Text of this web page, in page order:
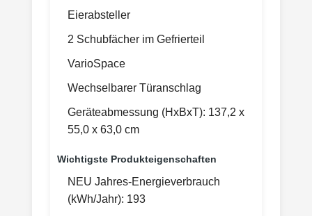
Eierabsteller
2 Schubfächer im Gefrierteil
VarioSpace
Wechselbarer Türanschlag
Geräteabmessung (HxBxT): 137,2 x
55,0 x 63,0 cm
Wichtigste Produkteigenschaften
NEU Jahres-Energieverbrauch
(kWh/Jahr): 193